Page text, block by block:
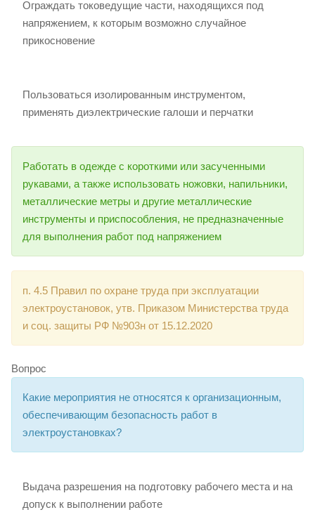
Ограждать токоведущие части, находящихся под
напряжением, к которым возможно случайное
прикосновение
Пользоваться изолированным инструментом,
применять диэлектрические галоши и перчатки
Работать в одежде с короткими или засученными
рукавами, а также использовать ножовки, напильники,
металлические метры и другие металлические
инструменты и приспособления, не предназначенные
для выполнения работ под напряжением
п. 4.5 Правил по охране труда при эксплуатации
электроустановок, утв. Приказом Министерства труда
и соц. защиты РФ №903н от 15.12.2020
Вопрос
Какие мероприятия не относятся к организационным,
обеспечивающим безопасность работ в
электроустановках?
Выдача разрешения на подготовку рабочего места и на
допуск к выполнении работе